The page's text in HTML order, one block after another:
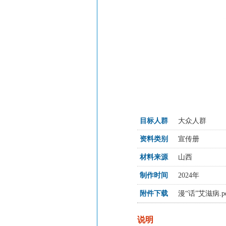
目标人群 大众人群
资料类别 宣传册
材料来源 山西
制作时间 2024年
附件下载 漫“话”艾滋病
说明